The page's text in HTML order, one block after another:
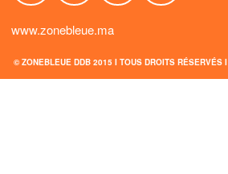
www.zonebleue.ma
© ZONEBLEUE DDB 2015 I TOUS DROITS RÉSERVÉS I